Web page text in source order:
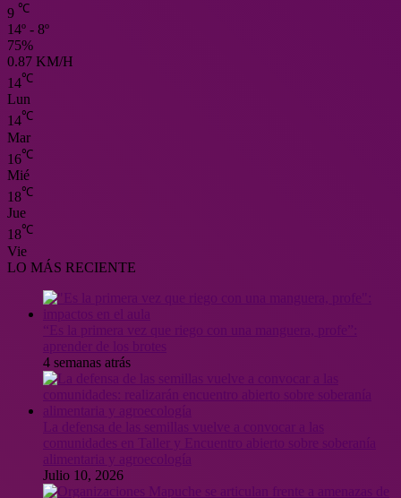
9 ℃
14º - 8º
75%
0.87 KM/H
14℃
Lun
14℃
Mar
16℃
Mié
18℃
Jue
18℃
Vie
LO MÁS RECIENTE
4 semanas atrás
Julio 10, 2026